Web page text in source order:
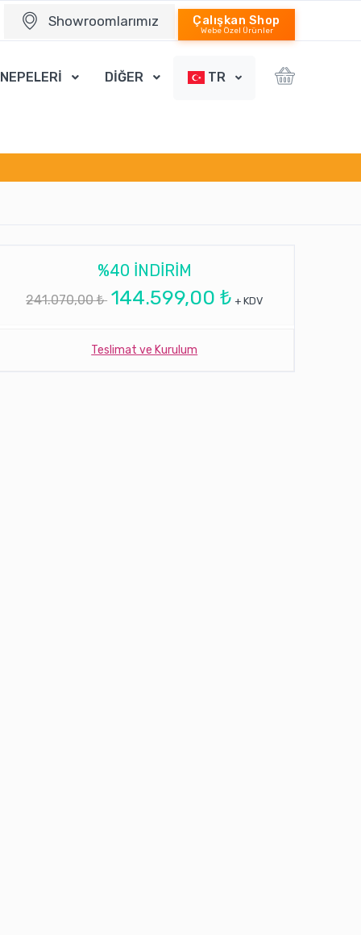
Showroomlarımız Çalışkan Shop
Webe Özel Ürünler
DİĞER TR
%40 INDIRIM
241.070,00 ₺ 144.599,00 ₺ + KDV
Teslimat ve Kurulum